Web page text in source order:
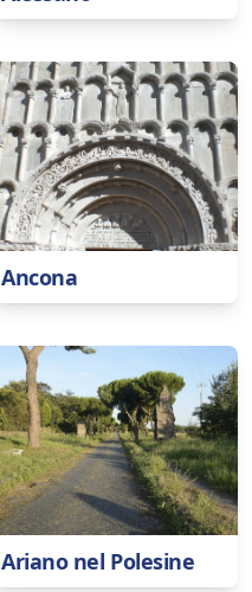
Ancona
Ariano nel Polesine